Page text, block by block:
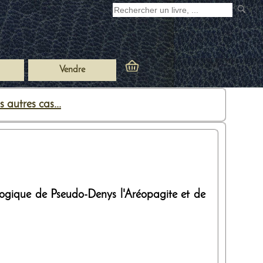
Vendre
autres cas...
de Pseudo-Denys l'Aréopagite et de